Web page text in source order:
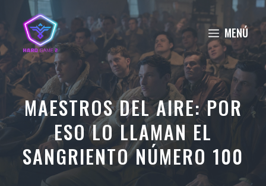
al
contenido
MENÚ
MAESTROS DEL AIRE: POR
ESO LO LLAMAN EL
SANGRIENTO NÚMERO 100